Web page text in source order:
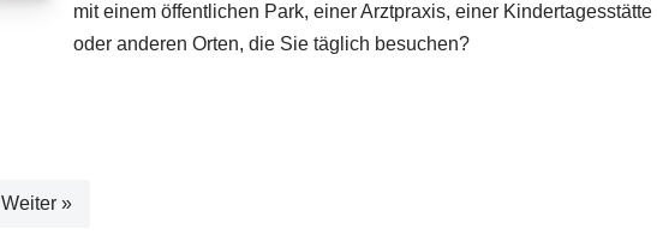
mit einem öffentlichen Park, einer Arztpraxis, einer Kindertagesstätte
oder anderen Orten, die Sie täglich besuchen?
Weiter »